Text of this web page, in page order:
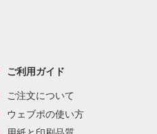
ご利用ガイド
ご注文について
ウェブポの使い方